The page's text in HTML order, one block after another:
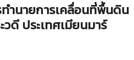
ำนายการเคลื่อนที่พื้นดิน
ดี ประเทศเมียนมาร์